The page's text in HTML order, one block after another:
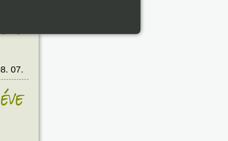
07.
éve